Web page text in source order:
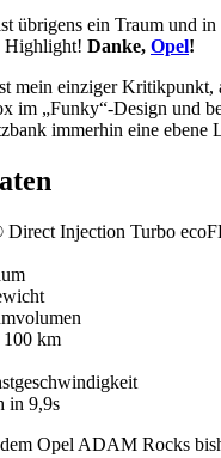
übrigens ein Traum und in
Highlight! Danke, Opel!
mein einziger Kritikpunkt,
im „Funky“-Design und
immerhin eine ebene
Injection Turbo
km
in 9,9s
Opel ADAM Rocks